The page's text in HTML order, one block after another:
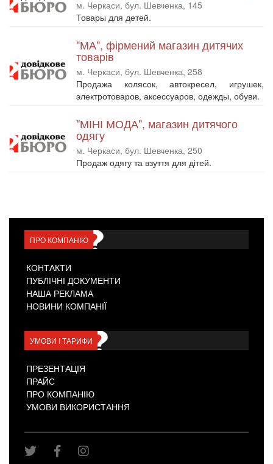
м. Черкаси, бул. Шевченка, 145
Товары для детей.
"МА", фірмений магазин дитячих
товарів
м. Черкаси, бул. Шевченка, 258
Продажа колясок, автокресел, игрушек,
электротоваров, аксессуаров, одежды, обуви.
"МІНІ МОДА", магазин дитячого
одягу
м. Черкаси, бул. Шевченка, 250
Продаж одягу та взуття для дітей.
ПРО КОМПАНІЮ
КОНТАКТИ
ПУБЛІЧНІ ДОКУМЕНТИ
НАША РЕКЛАМА
НОВИНИ КОМПАНІЇ
УМОВИ І ТАРИФИ
ПРЕЗЕНТАЦІЯ
ПРАЙС
ПРО КОМПАНІЮ
УМОВИ ВИКОРИСТАННЯ